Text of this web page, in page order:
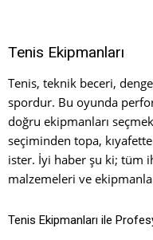
Tenis Ekipmanları
Tenis, teknik beceri,
spordur. Bu oyunda
doğru ekipmanları
seçiminden topa,
ister. İyi haber şu ki; tüm
malzemeleri ve
Tenis Ekipmanları ile